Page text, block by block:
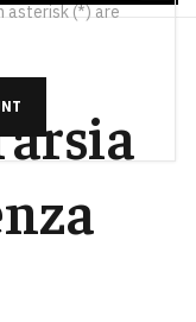
asterisk (*) are